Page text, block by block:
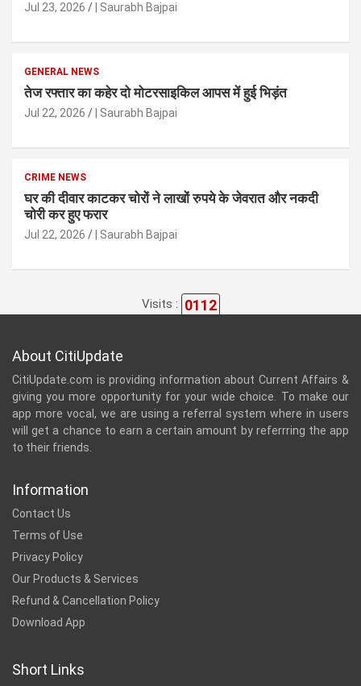
Jul 23, 2026 | Saurabh Bajpai
GENERAL NEWS
तेज रफ्तार का कहेर दो मोटरसाइकिल आपस में हुई भिड़ंत
Jul 22, 2026 | Saurabh Bajpai
CRIME NEWS
घर की दीवार काटकर चोरों ने लाखों रुपये के जेवरात और नकदी
चोरी कर हुए फरार
Jul 22, 2026 | Saurabh Bajpai
Visits : 0112
About CitiUpdate
CitiUpdate.com is providing information about Current Affairs &
giving you more opportunity for your wide choice. To make our
app more vocal, we are using a referral system where in users
will get a chance to earn a certain amount by referrring the app
to their friends.
Information
Contact Us
Terms of Use
Privacy Policy
Our Products & Services
Refund & Cancellation Policy
Download App
Short Links